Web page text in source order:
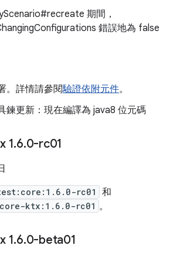
期間，
錯誤地為 false
。詳情請參閱驗證依附元件。
鍊更新：現在編譯為 java8 位元碼
1.6.0-rc01
rc01 和
ktx:1.6.0-rc01 。
1.6.0-beta01